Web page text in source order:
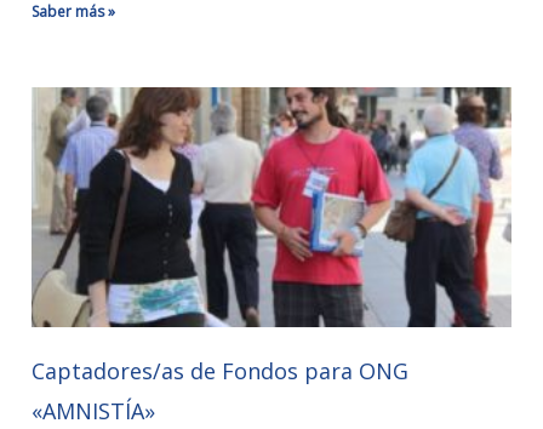
Saber más »
Captadores/as de Fondos para ONG
«AMNISTÍA»